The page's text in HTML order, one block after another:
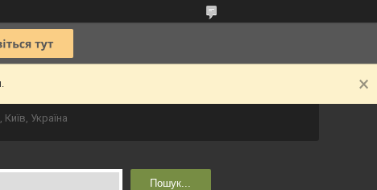
Україна
Пошук...